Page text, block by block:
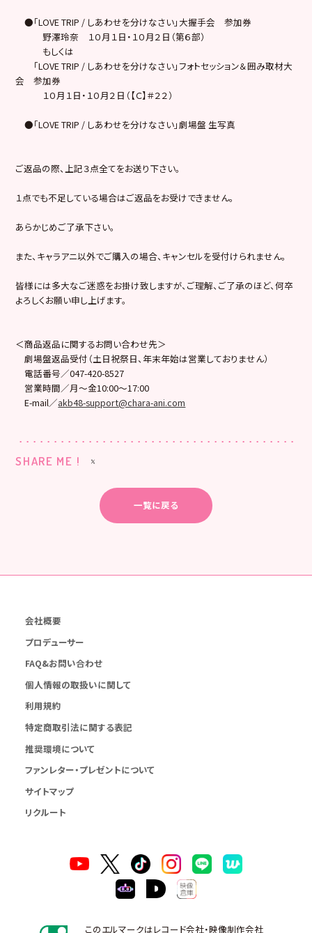
●「LOVE TRIP / しあわせを分けなさい」大握手会 参加券
野澤玲奈 １０月１日・１０月２日（第６部）
もしくは
「LOVE TRIP / しあわせを分けなさい」フォトセッション＆囲み取材大
会 参加券
１０月１日・１０月２日（【Ｃ】＃２２）
●「LOVE TRIP / しあわせを分けなさい」劇場盤 生写真
ご返品の際、上記３点全てをお送り下さい。
１点でも不足している場合はご返品をお受けできません。
あらかじめご了承下さい。
また、キャラアニ以外でご購入の場合、キャンセルを受付けられません。
皆様には多大なご迷惑をお掛け致しますが、ご理解、ご了承のほど、何卒
よろしくお願い申し上げます。
＜商品返品に関するお問い合わせ先＞
劇場盤返品受付（土日祝祭日、年末年始は営業しておりません）
電話番号／047-420-8527
営業時間／月～金10:00～17:00
E-mail／akb48-support@chara-ani.com
SHARE ME !
一覧に戻る
会社概要
プロデューサー
FAQ&お問い合わせ
個人情報の取扱いに関して
利用規約
特定商取引法に関する表記
推奨環境について
ファンレター・プレゼントについて
サイトマップ
リクルート
このエルマークはレコード会社・映像制作会社